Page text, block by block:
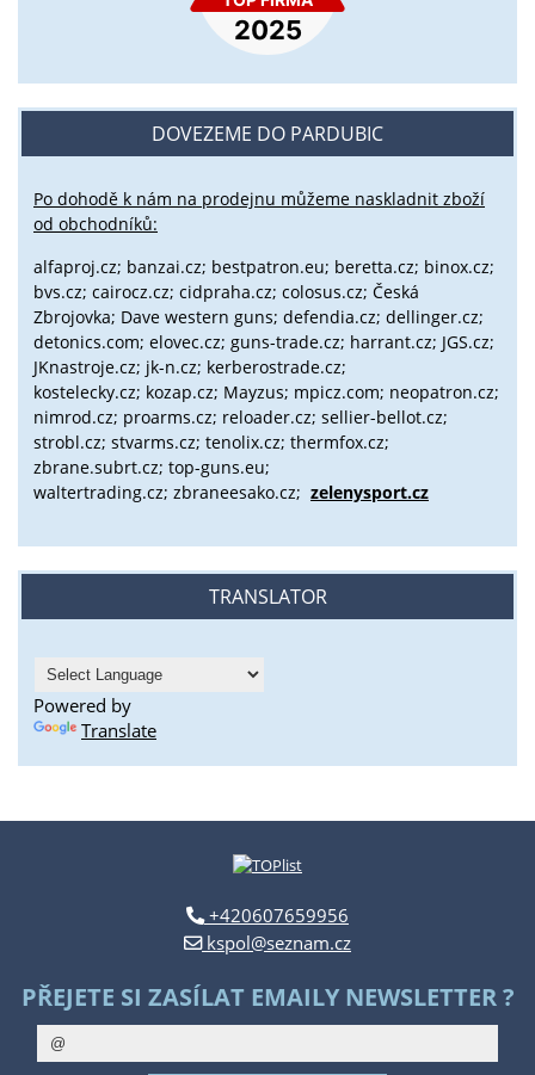
DOVEZEME DO PARDUBIC
Po dohodě k nám na prodejnu můžeme naskladnit zboží
od obchodníků:
alfaproj.cz; banzai.cz; bestpatron.eu; beretta.cz; binox.cz;
bvs.cz; cairocz.cz; cidpraha.cz; colosus.cz; Česká
Zbrojovka; Dave western guns; defendia.cz; dellinger.cz;
detonics.com; elovec.cz; guns-trade.cz; harrant.cz; JGS.cz;
JKnastroje.cz; jk-n.cz; kerberostrade.cz;
kostelecky.cz; kozap.cz; Mayzus; mpicz.com; neopatron.cz;
nimrod.cz; proarms.cz; reloader.cz; sellier-bellot.cz;
strobl.cz; stvarms.cz; tenolix.cz; thermfox.cz;
zbrane.subrt.cz; top-guns.eu;
waltertrading.cz; zbraneesako.cz; zelenysport.cz
TRANSLATOR
Powered by
Translate
+420607659956
kspol@seznam.cz
PŘEJETE SI ZASÍLAT EMAILY NEWSLETTER ?